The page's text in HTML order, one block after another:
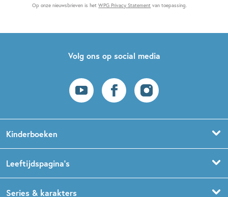
Op onze nieuwsbrieven is hetWPG Privacy Statement van toepassing.
Volg ons op social media
Kinderboeken
Prentenboeken
Leeftijdspagina’s
Series & karakters